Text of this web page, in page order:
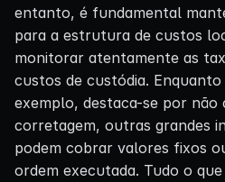
entanto, é fundamental
para a estrutura de custos
monitorar atentamente as
custos de custódia.
exemplo, destaca-se por não
corretagem, outras grandes
podem cobrar valores fixos
ordem executada. Tudo o